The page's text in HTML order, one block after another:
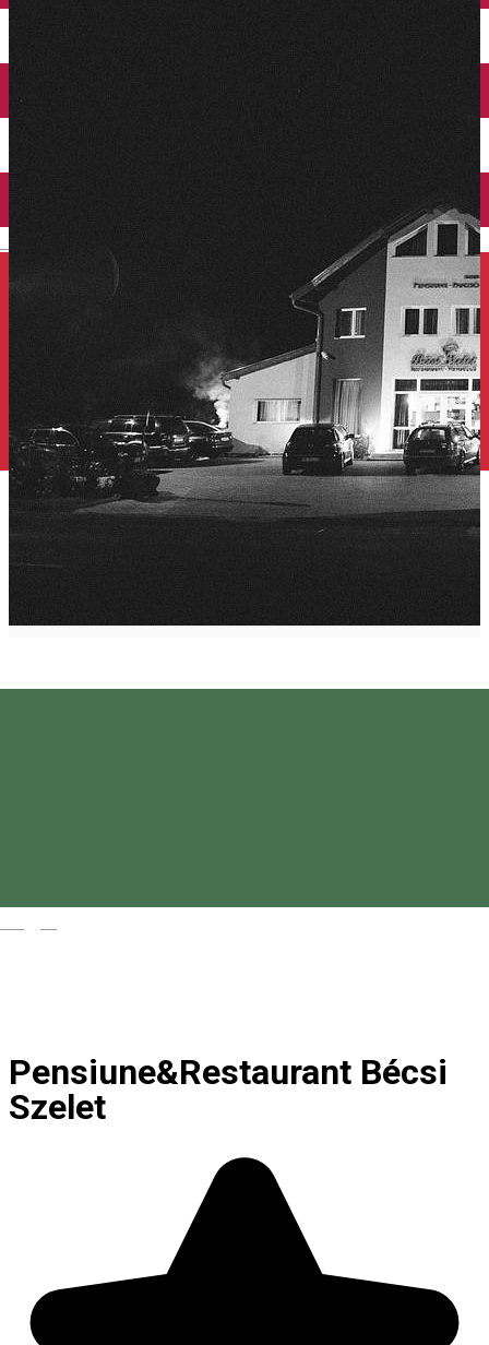
Pensiune&Restaurant Bécsi
Szelet